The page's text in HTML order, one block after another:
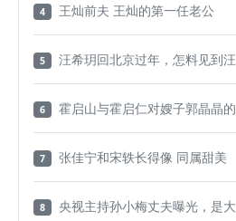
4 王灿前夫 王灿的第一任老公
5 汪希玥回北京过年，怎料见到汪
6 霍启山与霍启仁对嫂子郭晶晶的
7 张佳宁和宋轶长得像 同属甜美
8 央视主持孙小梅丈夫曝光，是大